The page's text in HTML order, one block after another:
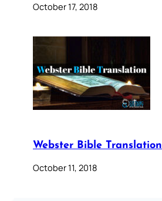
October 17, 2018
Webster Bible Translation
October 11, 2018